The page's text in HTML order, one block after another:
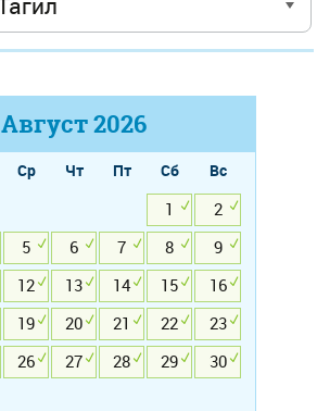
Август2026
Ср Чт Пт Сб
Вс
1
2
5 6 7 8
9
12 13 14 15
16
19 20 21 22
23
26 27 28 29
30